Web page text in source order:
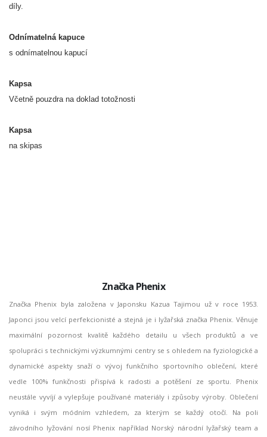
díly.
Odnímatelná kapuce
s odnímatelnou kapucí
Kapsa
Včetně pouzdra na doklad totožnosti
Kapsa
na skipas
Značka Phenix
Značka Phenix byla založena v Japonsku Kazua Tajimou už v roce 1953.
Japonci jsou velcí perfekcionisté a stejná je i lyžařská značka Phenix. Věnuje
maximální pozornost kvalitě každého detailu u všech produktů a ve
spolupráci s technickými výzkumnými centry se s ohledem na fyziologické a
dynamické aspekty snaží o vývoj funkčního sportovního oblečení, které
vedle 100% funkčnosti přispívá k radosti a potěšení ze sportu. Phenix
neustále vyvíjí a vylepšuje používané materiály i způsoby výroby. Oblečení
vyniká i svým módním vzhledem, za kterým se každý otočí. Na poli
závodního lyžování nosí Phenix například Norský národní lyžařský team a